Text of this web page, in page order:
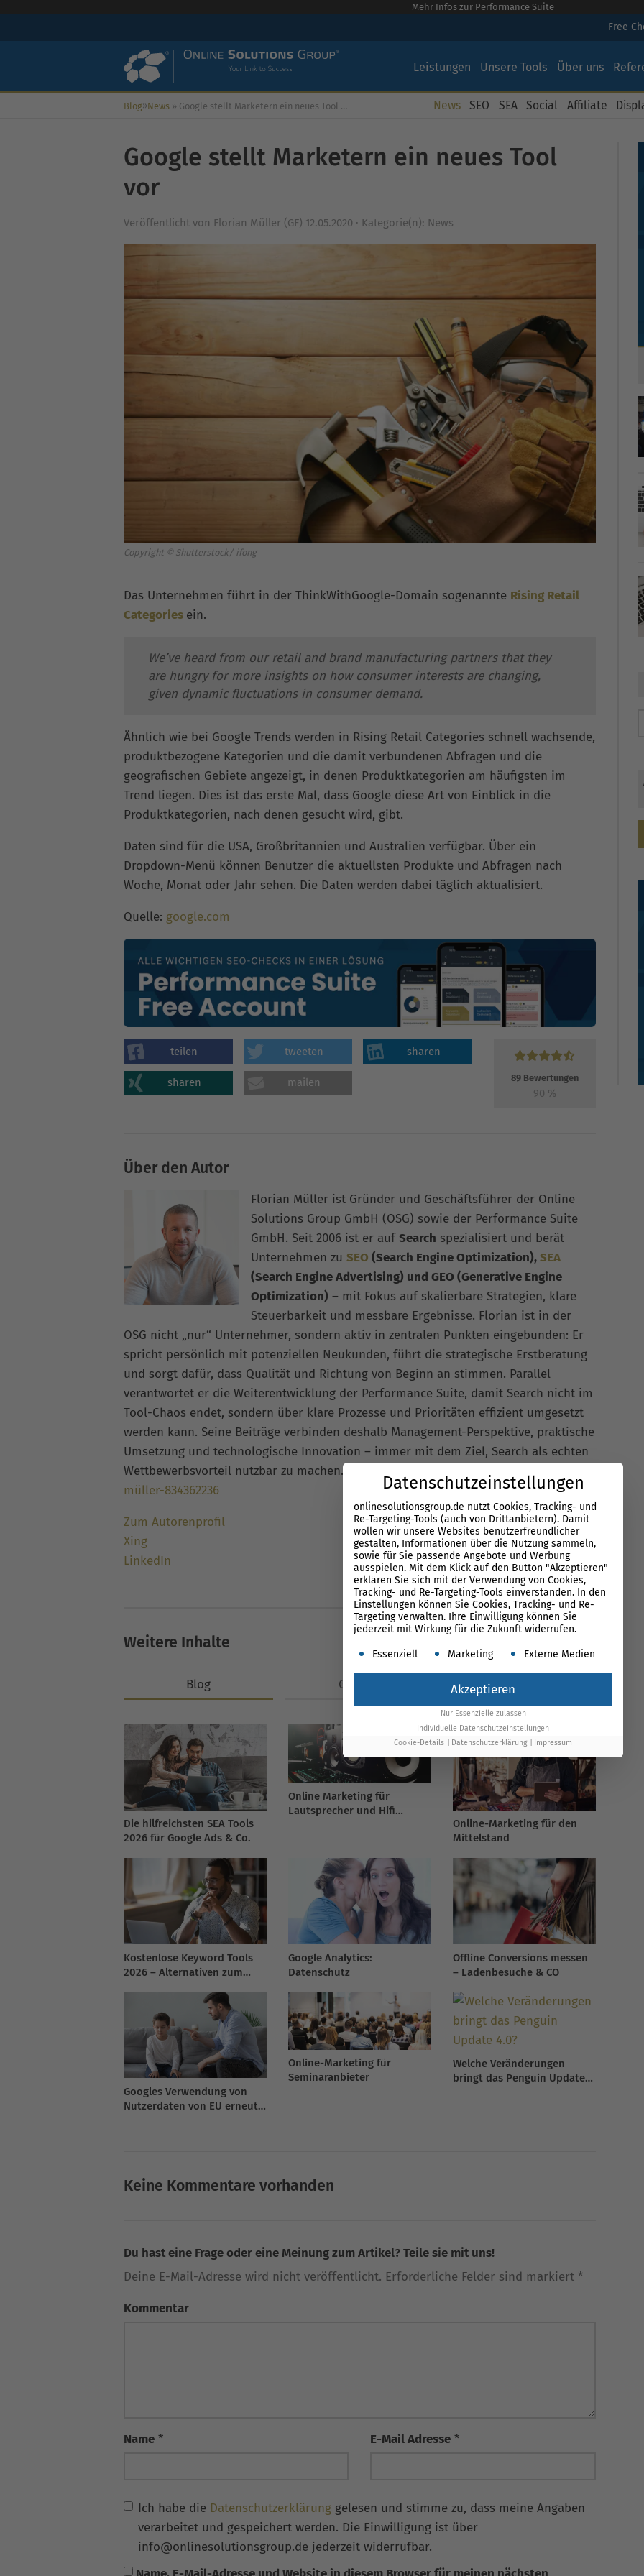
Mehr Infos zur Performance Suite
Free
Leistungen Unsere Tools Über uns
Blog»News » Google stellt Marketern ein neues Tool vor News SEO SEA Social Affiliate
Google stellt Marketern ein neues Tool
vor
Veröffentlicht von Florian Müller (GF) 12.05.2020 · Kategorie(n): News
Copyright © Shutterstock/ ifong
Das Unternehmen führt in der ThinkWithGoogle-Domain sogenannte Rising Retail
Categories ein.
We’ve heard from our retail and brand manufacturing partners that they
are hungry for more insights on how consumer interests are changing,
given dynamic fluctuations in consumer demand.
Ähnlich wie bei Google Trends werden in Rising Retail Categories schnell wachsende,
produktbezogene Kategorien und die damit verbundenen Abfragen und die
geografischen Gebiete angezeigt, in denen Produktkategorien am häufigsten im
Trend liegen. Dies ist das erste Mal, dass Google diese Art von Einblick in die
Produktkategorien, nach denen gesucht wird, gibt.
Daten sind für die USA, Großbritannien und Australien verfügbar. Über ein
Dropdown-Menü können Benutzer die aktuellsten Produkte und Abfragen nach
Woche, Monat oder Jahr sehen. Die Daten werden dabei täglich aktualisiert.
Quelle: google.com
teilen tweeten sharen
sharen mailen 89Bewertungen
90 %
Über den Autor
Florian Müller ist Gründer und Geschäftsführer der Online
Solutions Group GmbH (OSG) sowie der Performance Suite
GmbH. Seit 2006 ist er aufSearch spezialisiert und berät
Unternehmen zu SEO (Search Engine Optimization),SEA
(Search Engine Advertising) und GEO (Generative Engine
Optimization) – mit Fokus auf skalierbare Strategien, klare
Steuerbarkeit und messbare Ergebnisse. Florian ist in der
OSG nicht „nur“ Unternehmer, sondern aktiv in zentralen Punkten eingebunden: Er
spricht persönlich mit potenziellen Neukunden, führt die strategische Erstberatung
und sorgt dafür, dass Qualität und Richtung von Beginn an stimmen. Parallel
verantwortet er die Weiterentwicklung der Performance Suite, damit Search nicht im
Tool-Chaos endet, sondern über klare Prozesse und Prioritäten effizient umgesetzt
werden kann. Seine Beiträge verbinden deshalb Management-Perspektive, praktische
Umsetzung und technologische Innovation – immer mit dem Ziel, Search als echten
Wettbewerbsvorteil nutzbar zu machen.
müller-834362236
Zum Autorenprofil
Xing
LinkedIn
Weitere Inhalte
Blog Glossar News
Die hilfreichsten SEA Tools
2026 für Google Ads & Co.
Online Marketing für
Lautsprecher und Hifi
Online-Marketing für den
Mittelstand
Kostenlose Keyword Tools
2026 – Alternativen zum
Google Analytics:
Datenschutz
Offline Conversions messen
– Ladenbesuche & CO
Googles Verwendung von
Nutzerdaten von EU erneut
Online-Marketing für
Seminaranbieter
Welche Veränderungen
bringt das Penguin Update
Keine Kommentare vorhanden
Du hast eine Frage oder eine Meinung zum Artikel? Teile sie mit uns!
Deine E-Mail-Adresse wird nicht veröffentlicht. Erforderliche Felder sind markiert *
Kommentar
Name * E-Mail Adresse *
Ich habe die Datenschutzerklärung gelesen und stimme zu, dass meine Angaben
verarbeitet und gespeichert werden. Die Einwilligung ist über
info@onlinesolutionsgroup.de jederzeit widerrufbar.
Datenschutzeinstellungen
onlinesolutionsgroup.de nutzt Cookies, Tracking- und
Re-Targeting-Tools (auch von Drittanbietern). Damit
wollen wir unsere Websites benutzerfreundlicher
gestalten, Informationen über die Nutzung sammeln,
sowie für Sie passende Angebote und Werbung
ausspielen. Mit dem Klick auf den Button "Akzeptieren"
erklären Sie sich mit der Verwendung von Cookies,
Tracking- und Re-Targeting-Tools einverstanden. In den
Einstellungen können Sie Cookies, Tracking- und Re-
Targeting verwalten. Ihre Einwilligung können Sie
jederzeit mit Wirkung für die Zukunft widerrufen.
Es folgt eine Liste der Service-Gruppen, für die
Essenziell Marketing Externe Medien
Akzeptieren
Nur Essenzielle zulassen
Individuelle Datenschutzeinstellungen
Cookie-Details
Datenschutzerklärung Impressum